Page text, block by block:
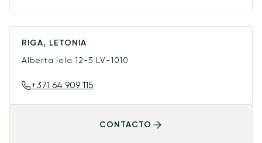
RIGA, LETONIA
Alberta iela 12-5 LV-1010
+371 64 909 115
CONTACTO